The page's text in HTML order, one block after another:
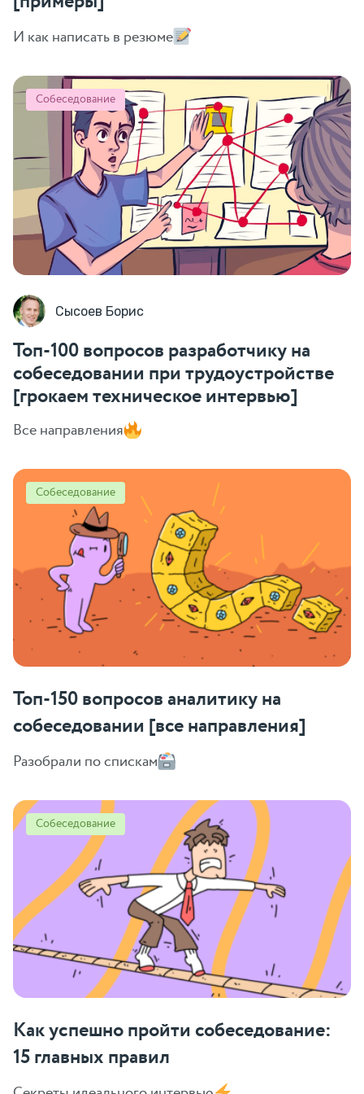
И как написать в резюме
Сысоев Борис
Топ-100 вопросов разработчику на
собеседовании при трудоустройстве
[грокаем техническое интервью]
Все направления
Собеседование
Собеседование
Топ-150 вопросов аналитику на
собеседовании [все направления]
Разобрали по спискам
Собеседование
Как успешно пройти собеседование:
15 главных правил